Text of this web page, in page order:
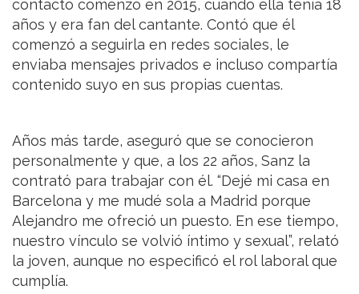
contacto comenzó en 2015, cuando ella tenía 18
años y era fan del cantante. Contó que él
comenzó a seguirla en redes sociales, le
enviaba mensajes privados e incluso compartía
contenido suyo en sus propias cuentas.
Años más tarde, aseguró que se conocieron
personalmente y que, a los 22 años, Sanz la
contrató para trabajar con él. “Dejé mi casa en
Barcelona y me mudé sola a Madrid porque
Alejandro me ofreció un puesto. En ese tiempo,
nuestro vínculo se volvió íntimo y sexual”, relató
la joven, aunque no especificó el rol laboral que
cumplía.